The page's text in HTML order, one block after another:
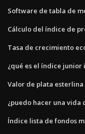
Software de tabla de
Cálculo del índice de
Tasa de crecimiento
¿qué es el índice junior
Valor de plata esterlina
¿puedo hacer una vida
Índice lista de fondos